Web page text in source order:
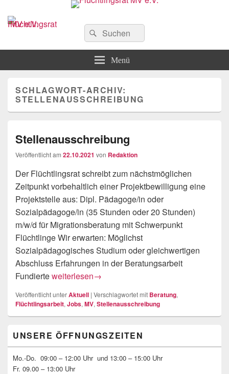
Flüchtlingsrat MV e.V.
Schwerin
Suchen
nach:
Suchen
Menü
SCHLAGWORT-ARCHIV:
STELLENAUSSCHREIBUNG
Stellenausschreibung
Veröffentlicht am 22.10.2021 von Redaktion
Der Flüchtlingsrat schreibt zum nächstmöglichen
Zeitpunkt vorbehaltlich einer Projektbewilligung eine
Projektstelle aus: Dipl. Pädagoge/in oder
Sozialpädagoge/in (35 Stunden oder 20 Stunden)
m/w/d für Migrationsberatung mit Schwerpunkt
Flüchtlinge Wir erwarten: Möglichst
Sozialpädagogisches Studium oder gleichwertigen
Abschluss Erfahrungen in der Beratungsarbeit
FundierteStellenausschreibung
weiterlesen→
Veröffentlicht unterAktuell | Verschlagwortet mit Beratung,
Flüchtlingsarbeit, Jobs, MV, Stellenausschreibung
Seitenleisten-
Widgetbereich
UNSERE ÖFFNUNGSZEITEN
Mo.-Do. 09:00 – 12:00 Uhr und 13:00 – 15:00 Uhr
Fr. 09.00 – 13:00 Uhr